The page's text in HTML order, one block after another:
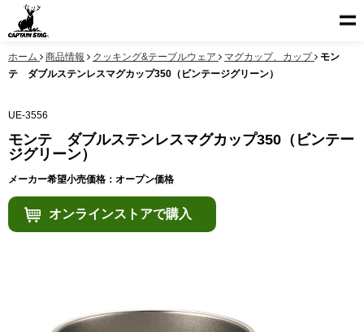
ホーム 商品情報 クッキング&テーブルウェア マグカップ、カップ
モン
テ ダブルステンレスマグカップ350（ビンテージグリーン）
UE-3556
モンテ ダブルステンレスマグカップ350（ビンテー
ジグリーン）
メーカー希望小売価格：オープン価格
オンラインストアで購入